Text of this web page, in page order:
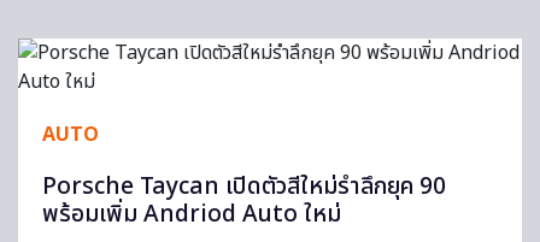
AUTO
Porsche Taycan เปิดตัวสีใหม่รำลึกยุค 90
พร้อมเพิ่ม Andriod Auto ใหม่